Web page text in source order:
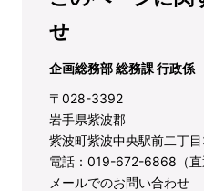
せ
企画総務部 総務課 行政係
〒028-3392
岩手県紫波郡
紫波町紫波中央駅前二丁
電話：019-672-6868（直
メールでのお問い合わせ